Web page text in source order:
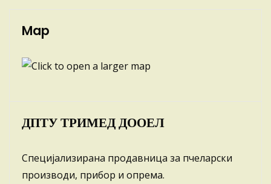
Map
ДПТУ ТРИМЕД ДООЕЛ
Специјализирана продавница за пчеларски
производи, прибор и опрема.